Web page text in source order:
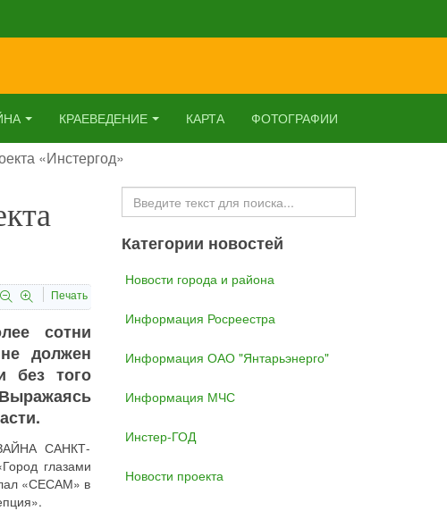
КРАЕВЕДЕНИЕ КАРТА ФОТОГРАФИИ
«Инстергод»
Печать
сотни
должен
без того
САНКТ-
глазами
«СЕСАМ» в
Искать...
Категории новостей
Новости города и района
Информация Росреестра
Информация ОАО "Янтарьэнерго"
Информация МЧС
Инстер-ГОД
Новости проекта